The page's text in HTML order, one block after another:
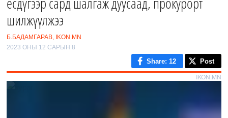
шилжүүлжээ
Б.БАДАМГАРАВ, IKON.MN
2023 ОНЫ 12 САРЫН 8
Share: 12 Post
IKON.MN